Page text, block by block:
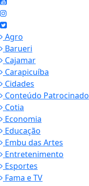
Agro
Barueri
Cajamar
Carapicuíba
Cidades
Conteúdo Patrocinado
Cotia
Economia
Educação
Embu das Artes
Entretenimento
Esportes
Fama e TV